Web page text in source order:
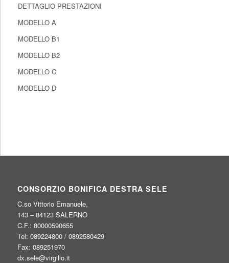
DETTAGLIO PRESTAZIONI
MODELLO A
MODELLO B1
MODELLO B2
MODELLO C
MODELLO D
CONSORZIO BONIFICA DESTRA SELE
C.so Vittorio Emanuele,
143 – 84123 SALERNO
C.F.: 80000590655
Tel: 089224800 / 0892580429
Fax: 089251970
dx.sele@virgilio.it